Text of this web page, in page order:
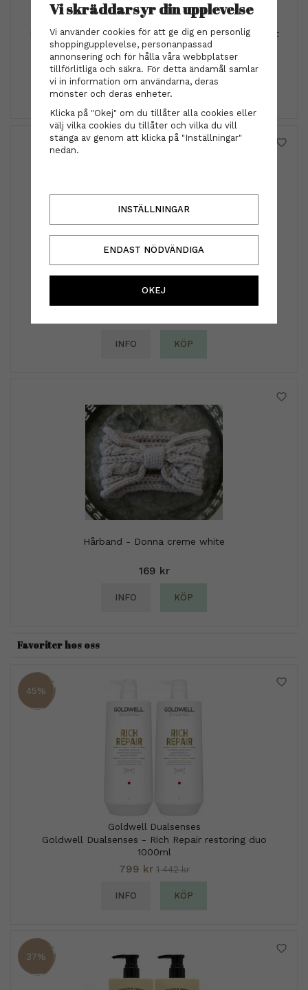
Moroccanoil
Moroccanoil Body Collection - Shower Gel Bergamot
Fraiche 250 ml
194 kr 259 kr
INFO
Diadem - Indra 2 vit
INFO KÖP
Hårband - Donna creme white
169 kr
INFO KÖP
Favoriter hos oss
45%
Goldwell Dualsenses
Goldwell Dualsenses - Rich Repair restoring duo
1000ml
799 kr 1 442 kr
INFO KÖP
37%
Vi skräddarsyr din upplevelse
Vi använder cookies för att ge dig en personlig
shoppingupplevelse, personanpassad
annonsering och för hålla våra webbplatser
tillförlitliga och säkra. För detta ändamål samlar
vi in information om användarna, deras
mönster och deras enheter.
Klicka på "Okej" om du tillåter alla cookies eller
välj vilka cookies du tillåter och vilka du vill
stänga av genom att klicka på "Inställningar"
nedan.
INSTÄLLNINGAR
ENDAST NÖDVÄNDIGA
OKEJ